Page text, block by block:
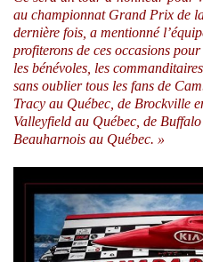
au championnat Grand Prix de
dernière fois, a mentionné
profiterons de ces occasions
les bénévoles, les
sans oublier tous les fans de
Tracy au Québec, de Brockville
Valleyfield au Québec, de
Beauharnois au Québec. »